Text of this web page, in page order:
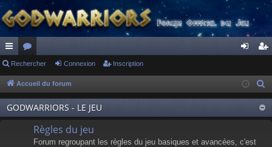
ac
co
ur
ci
or
u
m
s
ne
xi
on
cri
pti
on
Rechercher Connexion Inscription
Accueil du forum
GODWARRIORS - LE JEU
Règles du jeu
Forum regroupant les règles du jeu basiques et avancées, c'est